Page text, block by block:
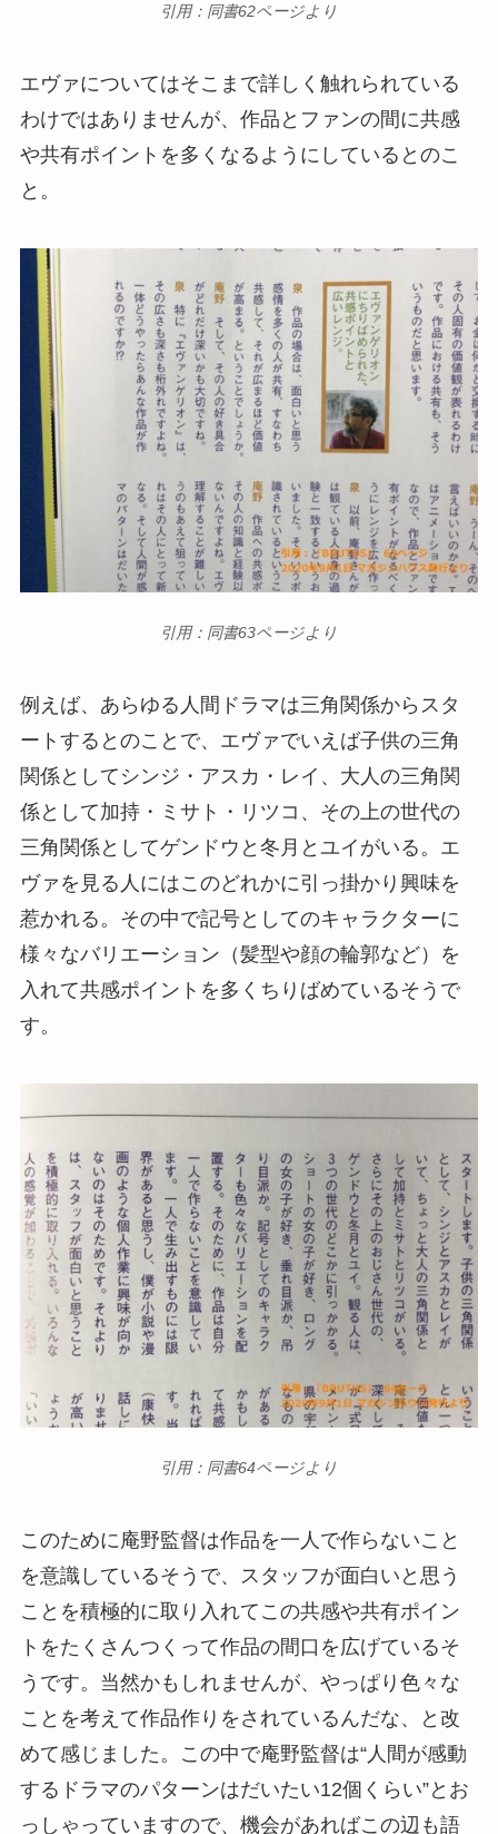
引用：同書62ページより
エヴァについてはそこまで詳しく触れられている
わけではありませんが、作品とファンの間に共感
や共有ポイントを多くなるようにしているとのこ
と。
引用：同書63ページより
例えば、あらゆる人間ドラマは三角関係からスタ
ートするとのことで、エヴァでいえば子供の三角
関係としてシンジ・アスカ・レイ、大人の三角関
係として加持・ミサト・リツコ、その上の世代の
三角関係としてゲンドウと冬月とユイがいる。エ
ヴァを見る人にはこのどれかに引っ掛かり興味を
惹かれる。その中で記号としてのキャラクターに
様々なバリエーション（髪型や顔の輪郭など）を
入れて共感ポイントを多くちりばめているそうで
す。
引用：同書64ページより
このために庵野監督は作品を一人で作らないこと
を意識しているそうで、スタッフが面白いと思う
ことを積極的に取り入れてこの共感や共有ポイン
トをたくさんつくって作品の間口を広げているそ
うです。当然かもしれませんが、やっぱり色々な
ことを考えて作品作りをされているんだな、と改
めて感じました。この中で庵野監督は“人間が感動
するドラマのパターンはだいたい12個くらい”とお
っしゃっていますので、機会があればこの辺も語